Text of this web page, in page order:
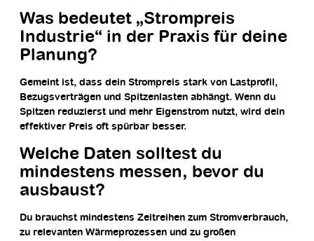
Was bedeutet „Strompreis
Industrie“ in der Praxis für deine
Planung?
Gemeint ist, dass dein Strompreis stark von Lastprofil,
Bezugsverträgen und Spitzenlasten abhängt. Wenn du
Spitzen reduzierst und mehr Eigenstrom nutzt, wird dein
effektiver Preis oft spürbar besser.
Welche Daten solltest du
mindestens messen, bevor du
ausbaust?
Du brauchst mindestens Zeitreihen zum Stromverbrauch,
zu relevanten Wärmeprozessen und zu großen